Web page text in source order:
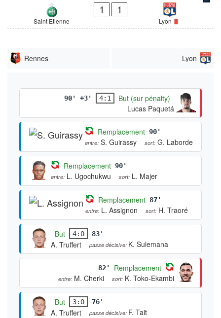
Saint Etienne
1 1
Lyon
Rennes Lyon
90' +3' 4:1
But (sur pénalty)
Lucas Paquetá
Remplacement 90'
entre: S. Guirassy sort: G. Laborde
Remplacement 90'
entre: L. Ugochukwu sort: L. Majer
Remplacement 87'
entre: L. Assignon sort: H. Traoré
But 4:0 83'
A. Truffert passe décisive: K. Sulemana
82' Remplacement
entre: M. Cherki sort: K. Toko-Ekambi
But 3:0 76'
A. Truffert passe décisive: F. Tait